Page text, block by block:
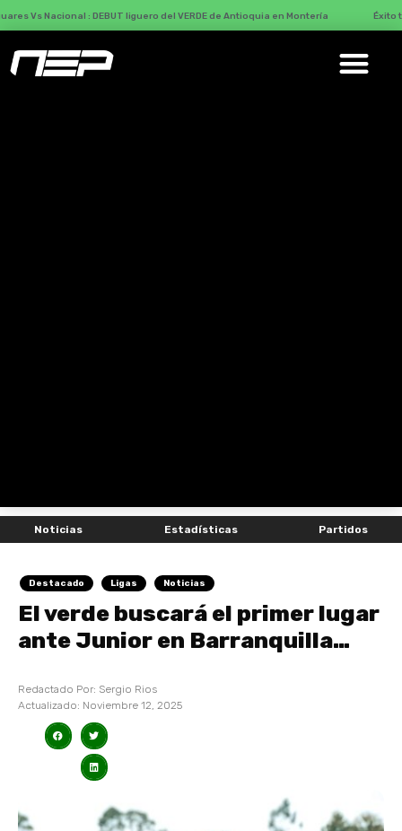
: DEBUT liguero del VERDE de Antioquia en Montería Éxito total con
Noticias Estadísticas Partidos
Destacado Ligas Noticias
El verde buscará el primer lugar
ante Junior en Barranquilla…
Redactado Por: Sergio Rios
Actualizado: Noviembre 12, 2025